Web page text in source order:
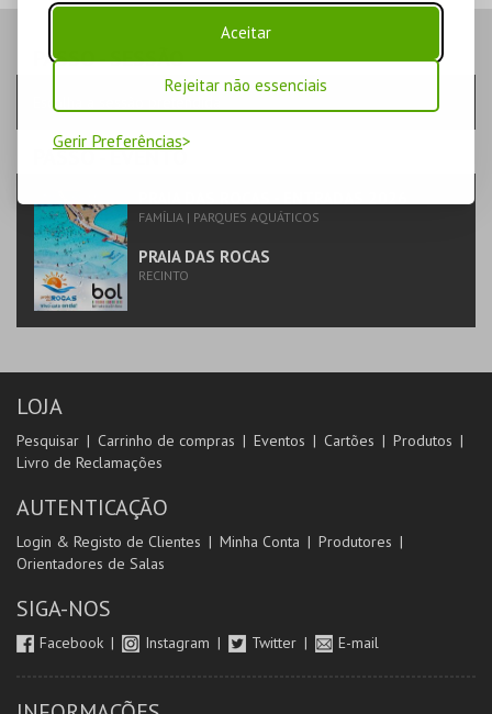
Aceitar
Rejeitar não essenciais
Gerir Preferências
PASSO- SESSÃO
PASSO- EVENTO
FAMÍLIA | PARQUES AQUÁTICOS
PRAIA DAS ROCAS
RECINTO
LOJA
Pesquisar Carrinho de compras Eventos Cartões
Produtos
Livro de Reclamações
AUTENTICAÇÃO
Login & Registo de Clientes Minha Conta
Produtores
Orientadores de Salas
SIGA-NOS
Facebook Instagram Twitter E-mail